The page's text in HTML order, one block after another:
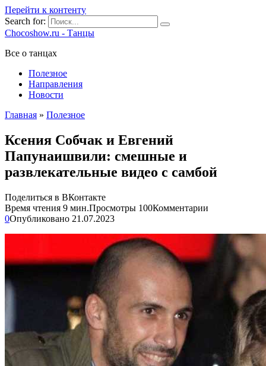
Перейти к контенту
Search for:
Chocoshow.ru - Танцы
Все о танцах
Полезное
Направления
Новости
Главная » Полезное
Ксения Собчак и Евгений
Папунаишвили: смешные и
развлекательные видео с самбой
Поделиться в ВКонтакте
Время чтения 9 мин.Просмотры 100Комментарии
0Опубликовано 21.07.2023